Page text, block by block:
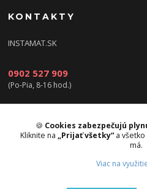
KONTAKTY
INSTAMAT.SK
0902 527 909
(Po-Pia, 8-16 hod.)
info@instamat.sk
🍪 Cookies zabezpečujú
Kliknite na „Prijať všetky“a všetko
má.
Viac na